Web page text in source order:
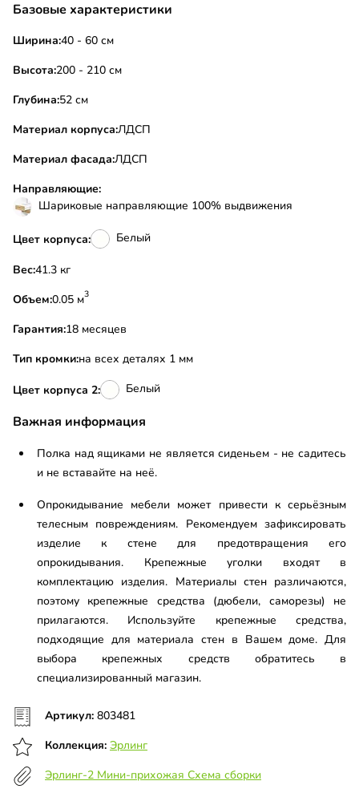
Базовые характеристики
Ширина:40 - 60 см
Высота:200 - 210 см
Глубина:52 см
Материал корпуса:ЛДСП
Материал фасада:ЛДСП
Направляющие:
Шариковые направляющие 100% выдвижения
Цвет корпуса: Белый
Вес:
41.3 кг
Объем:
0.05 м3
Гарантия:18 месяцев
Тип кромки:на всех деталях 1 мм
Цвет корпуса 2: Белый
Важная информация
Полка над ящиками не является сиденьем - не садитесь
и не вставайте на неё.
Опрокидывание мебели может привести к серьёзным
телесным повреждениям. Рекомендуем зафиксировать
изделие к стене для предотвращения его
опрокидывания. Крепежные уголки входят в
комплектацию изделия. Материалы стен различаются,
поэтому крепежные средства (дюбели, саморезы) не
прилагаются. Используйте крепежные средства,
подходящие для материала стен в Вашем доме. Для
выбора крепежных средств обратитесь в
специализированный магазин.
Артикул: 803481
Коллекция: Эрлинг
Эрлинг-2 Мини-прихожая Схема сборки